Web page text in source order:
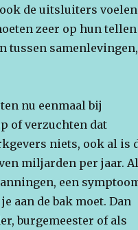
de uitsluiters voelen
zeer op hun tellen
tussen samenlevingen,
nu eenmaal bij
of verzuchten dat
niets, ook al is
miljarden per jaar.
een
aan de bak moet. Dan
burgemeester of als